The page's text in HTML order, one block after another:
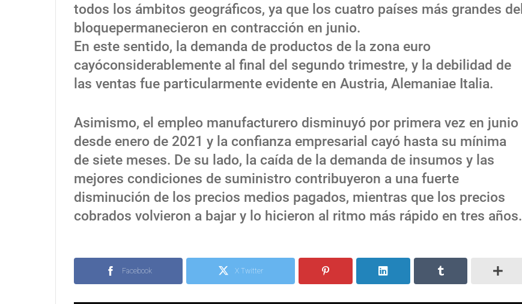
todos los ámbitos geográficos, ya que los cuatro países más grandes del
bloquepermanecieron en contracción en junio.
En este sentido, la demanda de productos de la zona euro
cayóconsiderablemente al final del segundo trimestre, y la debilidad de
las ventas fue particularmente evidente en Austria, Alemaniae Italia.
Asimismo, el empleo manufacturero disminuyó por primera vez en junio
desde enero de 2021 y la confianza empresarial cayó hasta su mínima
de siete meses. De su lado, la caída de la demanda de insumos y las
mejores condiciones de suministro contribuyeron a una fuerte
disminución de los precios medios pagados, mientras que los precios
cobrados volvieron a bajar y lo hicieron al ritmo más rápido en tres años.
Facebook X Twitter